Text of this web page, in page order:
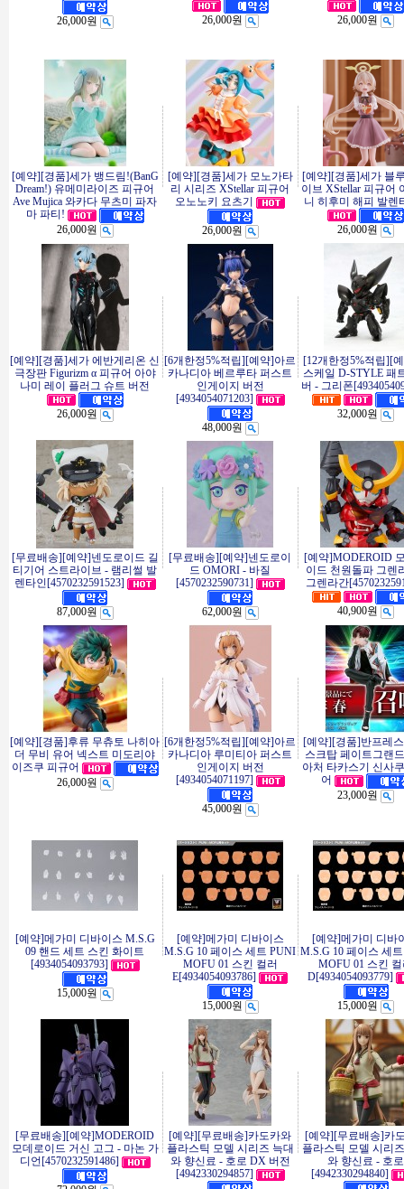
26,000원 26,000원 26,000원
[예약][경품]세가 뱅드림!(BanG
Dream!) 유메미라이즈 피규어
Ave Mujica 와카다 무츠미 파자
마 파티!
26,000원
[예약][경품]세가 모노가타
리 시리즈 XStellar 피규어
오노노키 요츠기
26,000원
[예약][경품]세가 블
이브 XStellar 피규어
니 히후미 해피 발렌
26,000원
[예약][경품]세가 에반게리온 신
극장판 Figurizm α 피규어 아야
나미 레이 플러그 슈트 버전
26,000원
[6개한정5%적립][예약]아르
카나디아 베르루타 퍼스트
인게이지 버전
[4934054071203]
48,000원
[12개한정5%적립][
스케일 D-STYLE 패
버 - 그리폰
32,000원
[무료배송][예약]넨도로이드 길
티기어 스트라이브 - 램리썰 발
렌타인[4570232591523]
87,000원
[무료배송][예약]넨도로이
드 OMORI - 바질
[4570232590731]
62,000원
[예약]MODEROID
이드 천원돌파 그렌
그렌라간
40,900원
[예약][경품]후류 무츄토 나히아
더 무비 유어 넥스트 미도리야
이즈쿠 피규어
26,000원
[6개한정5%적립][예약]아르
카나디아 루미티아 퍼스트
인게이지 버전
[4934054071197]
45,000원
[예약][경품]반프레
스크탑 페이트그랜
아처 타카스기 신사
어
23,000원
[예약]메가미 디바이스 M.S.G
09 핸드 세트 스킨 화이트
[4934054093793]
15,000원
[예약]메가미 디바이스
M.S.G 10 페이스 세트 PUNI
MOFU 01 스킨 컬러
E[4934054093786]
15,000원
[예약]메가미 디바
M.S.G 10 페이스 세
MOFU 01 스킨
D[4934054093779]
15,000원
[무료배송][예약]MODEROID
모데로이드 거신 고그 - 마논 가
디언[4570232591486]
[예약][무료배송]카도카와
플라스틱 모델 시리즈 늑대
와 향신료 - 호로 DX 버전
[4942330294857]
[예약][무료배송]카
플라스틱 모델 시리
와 향신료 - 호로
[4942330294840]